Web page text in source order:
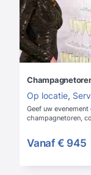
Op locatie,
Geef uw
champagnetoren,
Vanaf € 945